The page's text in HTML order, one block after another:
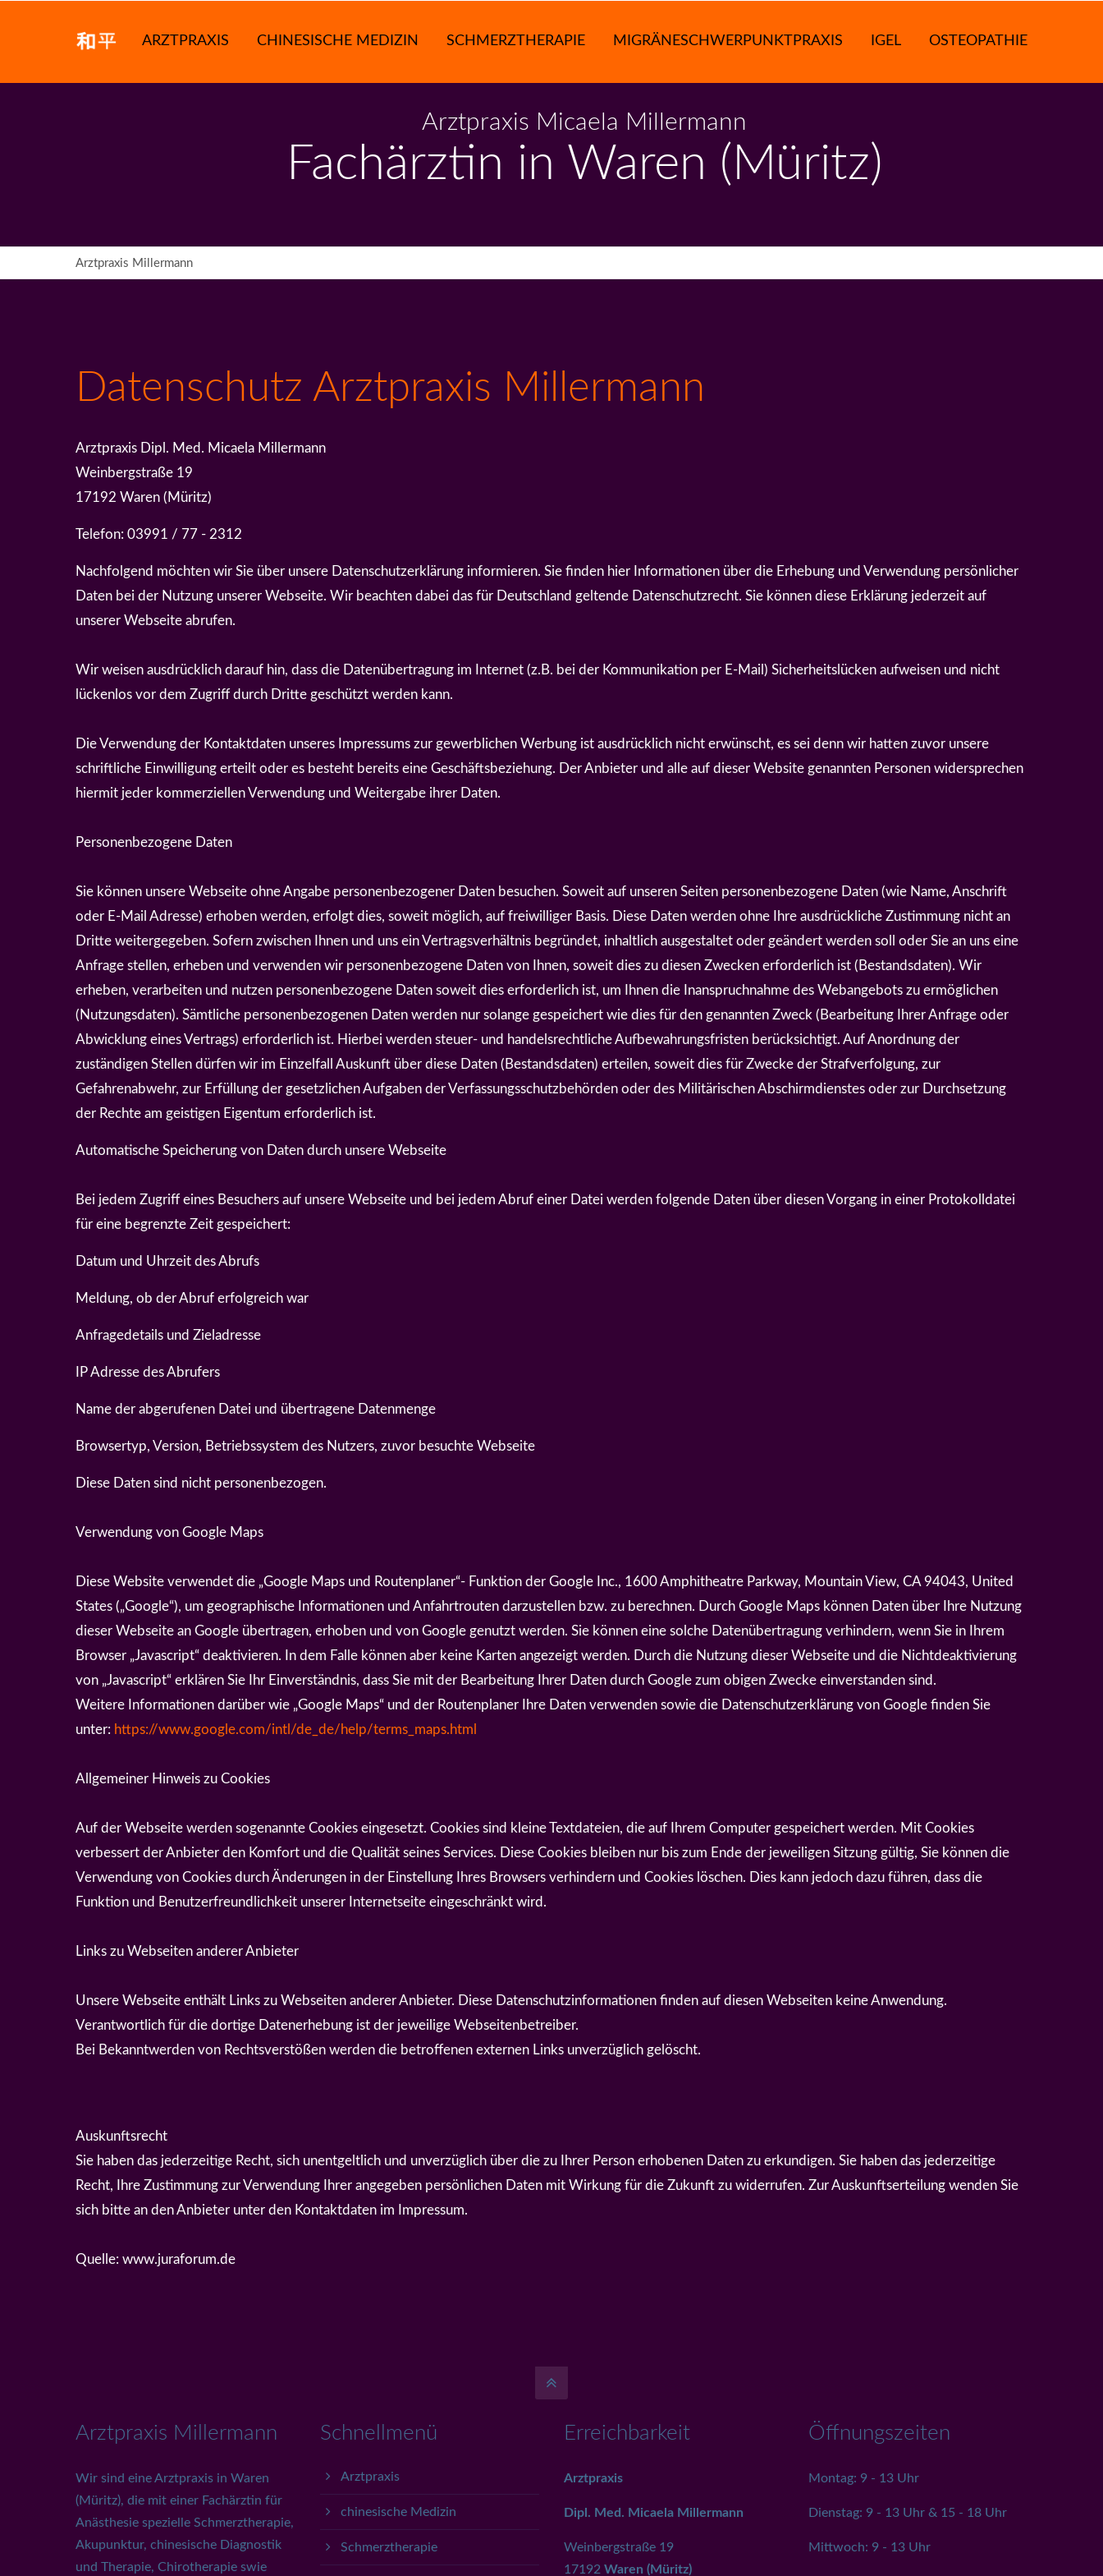
ARZTPRAXIS CHINESISCHE MEDIZIN SCHMERZTHERAPIE MIGRÄNESCHWERPUNKTPRAXIS IGEL OSTEOPATHIE
Arztpraxis Micaela Millermann
Fachärztin in Waren (Müritz)
Arztpraxis Millermann
Datenschutz Arztpraxis Millermann
Arztpraxis Dipl. Med. Micaela Millermann
Weinbergstraße 19
17192 Waren (Müritz)
Telefon: 03991 / 77 - 2312
Nachfolgend möchten wir Sie über unsere Datenschutzerklärung informieren. Sie finden hier Informationen über die Erhebung und Verwendung persönlicher
Daten bei der Nutzung unserer Webseite. Wir beachten dabei das für Deutschland geltende Datenschutzrecht. Sie können diese Erklärung jederzeit auf
unserer Webseite abrufen.
Wir weisen ausdrücklich darauf hin, dass die Datenübertragung im Internet (z.B. bei der Kommunikation per E-Mail) Sicherheitslücken aufweisen und nicht
lückenlos vor dem Zugriff durch Dritte geschützt werden kann.
Die Verwendung der Kontaktdaten unseres Impressums zur gewerblichen Werbung ist ausdrücklich nicht erwünscht, es sei denn wir hatten zuvor unsere
schriftliche Einwilligung erteilt oder es besteht bereits eine Geschäftsbeziehung. Der Anbieter und alle auf dieser Website genannten Personen widersprechen
hiermit jeder kommerziellen Verwendung und Weitergabe ihrer Daten.
Personenbezogene Daten
Sie können unsere Webseite ohne Angabe personenbezogener Daten besuchen. Soweit auf unseren Seiten personenbezogene Daten (wie Name, Anschrift
oder E-Mail Adresse) erhoben werden, erfolgt dies, soweit möglich, auf freiwilliger Basis. Diese Daten werden ohne Ihre ausdrückliche Zustimmung nicht an
Dritte weitergegeben. Sofern zwischen Ihnen und uns ein Vertragsverhältnis begründet, inhaltlich ausgestaltet oder geändert werden soll oder Sie an uns eine
Anfrage stellen, erheben und verwenden wir personenbezogene Daten von Ihnen, soweit dies zu diesen Zwecken erforderlich ist (Bestandsdaten). Wir
erheben, verarbeiten und nutzen personenbezogene Daten soweit dies erforderlich ist, um Ihnen die Inanspruchnahme des Webangebots zu ermöglichen
(Nutzungsdaten). Sämtliche personenbezogenen Daten werden nur solange gespeichert wie dies für den genannten Zweck (Bearbeitung Ihrer Anfrage oder
Abwicklung eines Vertrags) erforderlich ist. Hierbei werden steuer- und handelsrechtliche Aufbewahrungsfristen berücksichtigt. Auf Anordnung der
zuständigen Stellen dürfen wir im Einzelfall Auskunft über diese Daten (Bestandsdaten) erteilen, soweit dies für Zwecke der Strafverfolgung, zur
Gefahrenabwehr, zur Erfüllung der gesetzlichen Aufgaben der Verfassungsschutzbehörden oder des Militärischen Abschirmdienstes oder zur Durchsetzung
der Rechte am geistigen Eigentum erforderlich ist.
Automatische Speicherung von Daten durch unsere Webseite
Bei jedem Zugriff eines Besuchers auf unsere Webseite und bei jedem Abruf einer Datei werden folgende Daten über diesen Vorgang in einer Protokolldatei
für eine begrenzte Zeit gespeichert:
Datum und Uhrzeit des Abrufs
Meldung, ob der Abruf erfolgreich war
Anfragedetails und Zieladresse
IP Adresse des Abrufers
Name der abgerufenen Datei und übertragene Datenmenge
Browsertyp, Version, Betriebssystem des Nutzers, zuvor besuchte Webseite
Diese Daten sind nicht personenbezogen.
Verwendung von Google Maps
Diese Website verwendet die „Google Maps und Routenplaner“- Funktion der Google Inc., 1600 Amphitheatre Parkway, Mountain View, CA 94043, United
States („Google“), um geographische Informationen und Anfahrtrouten darzustellen bzw. zu berechnen. Durch Google Maps können Daten über Ihre Nutzung
dieser Webseite an Google übertragen, erhoben und von Google genutzt werden. Sie können eine solche Datenübertragung verhindern, wenn Sie in Ihrem
Browser „Javascript“ deaktivieren. In dem Falle können aber keine Karten angezeigt werden. Durch die Nutzung dieser Webseite und die Nichtdeaktivierung
von „Javascript“ erklären Sie Ihr Einverständnis, dass Sie mit der Bearbeitung Ihrer Daten durch Google zum obigen Zwecke einverstanden sind.
Weitere Informationen darüber wie „Google Maps“ und der Routenplaner Ihre Daten verwenden sowie die Datenschutzerklärung von Google finden Sie
unter: https://www.google.com/intl/de_de/help/terms_maps.html
Allgemeiner Hinweis zu Cookies
Auf der Webseite werden sogenannte Cookies eingesetzt. Cookies sind kleine Textdateien, die auf Ihrem Computer gespeichert werden. Mit Cookies
verbessert der Anbieter den Komfort und die Qualität seines Services. Diese Cookies bleiben nur bis zum Ende der jeweiligen Sitzung gültig, Sie können die
Verwendung von Cookies durch Änderungen in der Einstellung Ihres Browsers verhindern und Cookies löschen. Dies kann jedoch dazu führen, dass die
Funktion und Benutzerfreundlichkeit unserer Internetseite eingeschränkt wird.
Links zu Webseiten anderer Anbieter
Unsere Webseite enthält Links zu Webseiten anderer Anbieter. Diese Datenschutzinformationen finden auf diesen Webseiten keine Anwendung.
Verantwortlich für die dortige Datenerhebung ist der jeweilige Webseitenbetreiber.
Bei Bekanntwerden von Rechtsverstößen werden die betroffenen externen Links unverzüglich gelöscht.
Auskunftsrecht
Sie haben das jederzeitige Recht, sich unentgeltlich und unverzüglich über die zu Ihrer Person erhobenen Daten zu erkundigen. Sie haben das jederzeitige
Recht, Ihre Zustimmung zur Verwendung Ihrer angegeben persönlichen Daten mit Wirkung für die Zukunft zu widerrufen. Zur Auskunftserteilung wenden Sie
sich bitte an den Anbieter unter den Kontaktdaten im Impressum.
Quelle: www.juraforum.de
Arztpraxis Millermann
Wir sind eine Arztpraxis in Waren
(Müritz), die mit einer Fachärztin für
Anästhesie spezielle Schmerztherapie,
Akupunktur, chinesische Diagnostik
und Therapie, Chirotherapie swie
Schnellmenü
Arztpraxis
chinesische Medizin
Schmerztherapie
Erreichbarkeit
Arztpraxis
Dipl. Med. Micaela Millermann
Weinbergstraße 19
17192 Waren (Müritz)
Öffnungszeiten
Montag: 9 - 13 Uhr
Dienstag: 9 - 13 Uhr & 15 - 18 Uhr
Mittwoch: 9 - 13 Uhr